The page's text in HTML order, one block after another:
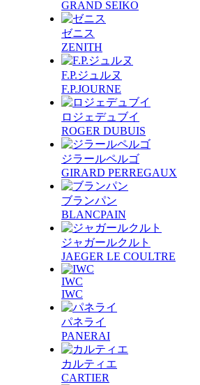
GRAND SEIKO
ゼニス
ZENITH
F.P.ジュルヌ
F.P.JOURNE
ロジェデュブイ
ROGER DUBUIS
ジラールペルゴ
GIRARD PERREGAUX
ブランパン
BLANCPAIN
ジャガールクルト
JAEGER LE COULTRE
IWC
IWC
パネライ
PANERAI
カルティエ
CARTIER